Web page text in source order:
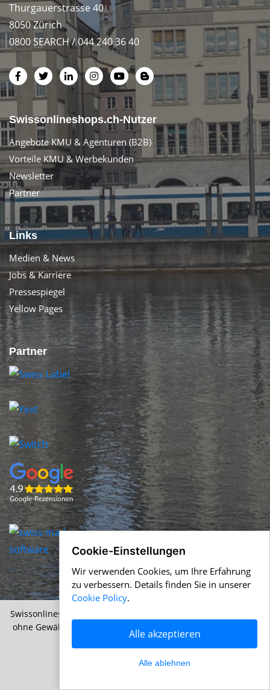
Thurgauerstrasse 40
8050 Zürich
0800 SEARCH / 044 240 36 40
Swissonlineshops.ch-Nutzer
Angebote KMU & Agenturen (B2B)
Vorteile KMU & Werbekunden
Newsletter
Partner
Links
Medien & News
Jobs & Karriere
Pressespiegel
Yellow Pages
Partner
Swissonlineshops.ch &
ohne Gewähr |
Nutzungsbedingungen
Datenschutz
Über uns
Cookie-Einstellungen
Wir verwenden Cookies, um Ihre Erfahrung
zu verbessern. Details finden Sie in unserer
Cookie Policy.
Alle akzeptieren
Alle ablehnen